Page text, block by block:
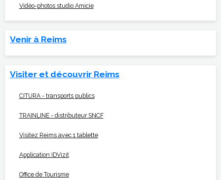
Vidéo-photos studio Amicie
Venir à Reims
Visiter et découvrir Reims
CITURA - transports publics
TRAINLINE - distributeur SNCF
Visitez Reims avec 1 tablette
Application IDVizit
Office de Tourisme